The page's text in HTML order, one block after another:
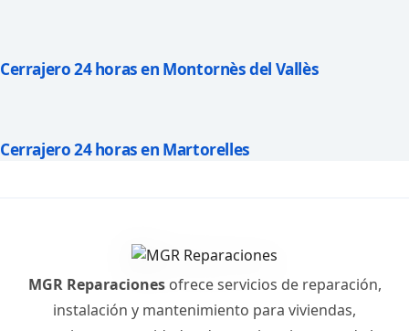
Cerrajero 24 horas en Montornès del Vallès
Cerrajero 24 horas en Martorelles
MGR Reparacionesofrece servicios de reparación,
instalación y mantenimiento para viviendas,